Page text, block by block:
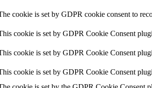
cookie is set by GDPR cookie consent to
cookie is set by GDPR Cookie Consent
cookie is set by GDPR Cookie Consent
cookie is set by GDPR Cookie Consent